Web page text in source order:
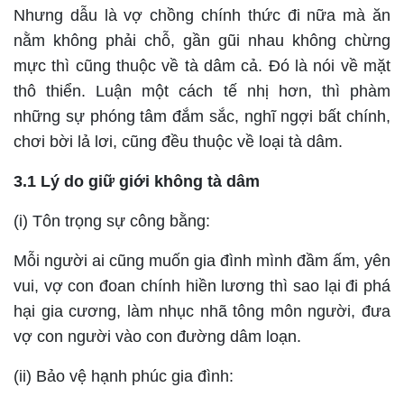
Nhưng dẫu là vợ chồng chính thức đi nữa mà ăn
nằm không phải chỗ, gần gũi nhau không chừng
mực thì cũng thuộc về tà dâm cả. Đó là nói về mặt
thô thiển. Luận một cách tế nhị hơn, thì phàm
những sự phóng tâm đắm sắc, nghĩ ngợi bất chính,
chơi bời lả lơi, cũng đều thuộc về loại tà dâm.
3.1 Lý do giữ giới không tà dâm
(i) Tôn trọng sự công bằng:
Mỗi người ai cũng muốn gia đình mình đầm ấm, yên
vui, vợ con đoan chính hiền lương thì sao lại đi phá
hại gia cương, làm nhục nhã tông môn người, đưa
vợ con người vào con đường dâm loạn.
(ii) Bảo vệ hạnh phúc gia đình: